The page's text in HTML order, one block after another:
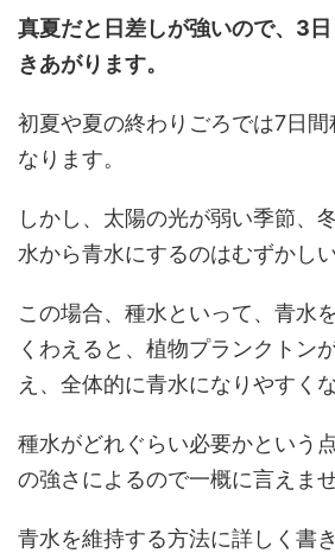
真夏だと日差しが強いので、3
きあがります。
初夏や夏の終わりごろでは7日
なります。
しかし、太陽の光が弱い季節、
水から青水にするのはむずかしい
この場合、種水といって、青水
くわえると、植物プランクトン
え、全体的に青水になりやすく
種水がどれぐらい必要かという
の強さによるので一概に言えませ
青水を維持する方法に詳しく書